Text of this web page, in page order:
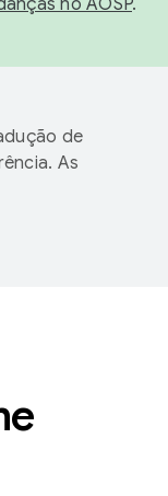
no AOSP.
de
As